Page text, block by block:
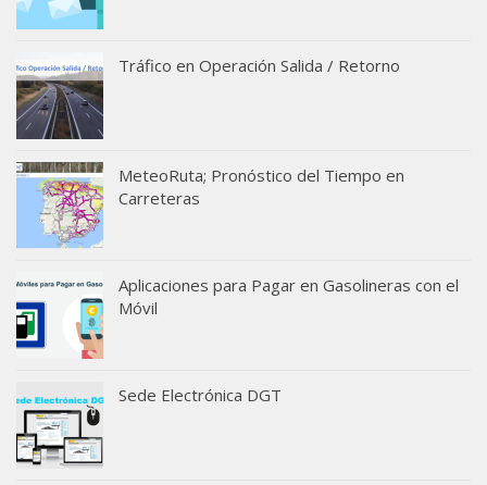
Tráfico en Operación Salida / Retorno
MeteoRuta; Pronóstico del Tiempo en
Carreteras
Aplicaciones para Pagar en Gasolineras con el
Móvil
Sede Electrónica DGT